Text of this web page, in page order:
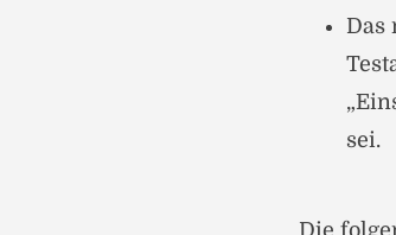
Das
sei.
Die